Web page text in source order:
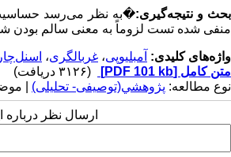
بحث و نتیجه‌گیری:�
منفی شده تست لزوماً به معنی سالم
واژه‌های کلیدی: آمبلیوپی، غربالگری،
متن کامل [PDF 101 kb]
(۳۱۲۶ دریافت)
نوع مطالعه: پژوهشي(توصیفی- تحلیلی) |
ارسال نظر درباره